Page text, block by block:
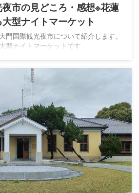
市の見どころ・感想※花蓮
型ナイトマーケット
門国際観光夜市について紹介します。
型ナイトマーケットです。